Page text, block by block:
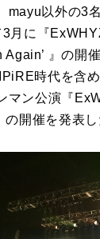
mayu以外の3
月に『
』の開
時代を含
マン公演『
開催を発表し